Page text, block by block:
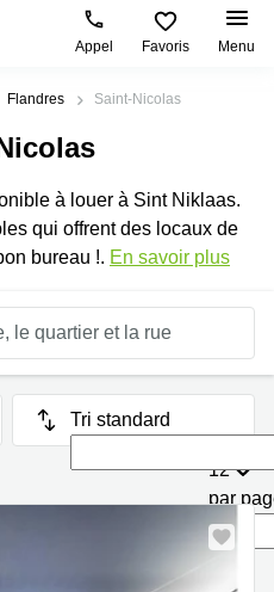
Appel Favoris Menu
Flandres Saint-Nicolas
à louer à Sint Niklaas.
qui offrent des locaux de
bureau !. En savoir plus
12
par
Tri standard